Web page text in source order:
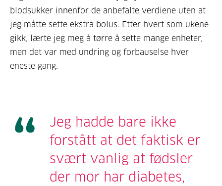
blodsukker innenfor de anbefalte verdiene uten at
jeg måtte sette ekstra bolus. Etter hvert som ukene
gikk, lærte jeg meg å tørre å sette mange enheter,
men det var med undring og forbauselse hver
eneste gang.
Jeg hadde bare ikke
forstått at det faktisk er
svært vanlig at fødsler
der mor har diabetes,